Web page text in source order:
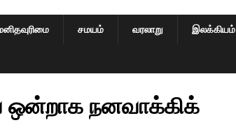
சமயம் வரலாறு இலக்கியம்
ஒன்றாக நனவாக்கிக்